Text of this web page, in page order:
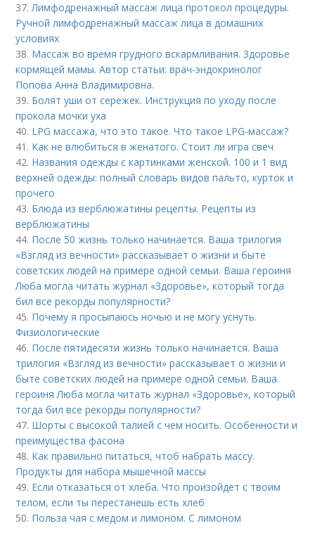
37.Лимфодренажный массаж лица протокол процедуры.
Ручной лимфодренажный массаж лица в домашних
условиях
38. Массаж во время грудного вскармливания. Здоровье
кормящей мамы. Автор статьи: врач-эндокринолог
Попова Анна Владимировна.
39. Болят уши от сережек. Инструкция по уходу после
прокола мочки уха
40. LPG массажа, что это такое. Что такое LPG-массаж?
41. Как не влюбиться в женатого. Стоит ли игра свеч
42. Названия одежды с картинками женской. 100 и 1 вид
верхней одежды: полный словарь видов пальто, курток и
прочего
43. Блюда из верблюжатины рецепты. Рецепты из
верблюжатины
44. После 50 жизнь только начинается. Ваша трилогия
«Взгляд из вечности» рассказывает о жизни и быте
советских людей на примере одной семьи. Ваша героиня
Люба могла читать журнал «Здоровье», который тогда
бил все рекорды популярности?
45. Почему я просыпаюсь ночью и не могу уснуть.
Физиологические
46. После пятидесяти жизнь только начинается. Ваша
трилогия «Взгляд из вечности» рассказывает о жизни и
быте советских людей на примере одной семьи. Ваша
героиня Люба могла читать журнал «Здоровье», который
тогда бил все рекорды популярности?
47. Шорты с высокой талией с чем носить. Особенности и
преимущества фасона
48. Как правильно питаться, чтоб набрать массу.
Продукты для набора мышечной массы
49. Если отказаться от хлеба. Что произойдет с твоим
телом, если ты перестанешь есть хлеб
50. Польза чая с медом и лимоном. С лимоном